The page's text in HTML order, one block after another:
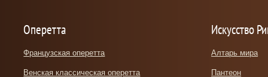
Оперетта
Французская оперетта
Венская классическая оперетта
Искусство
Алтарь мира
Пантеон